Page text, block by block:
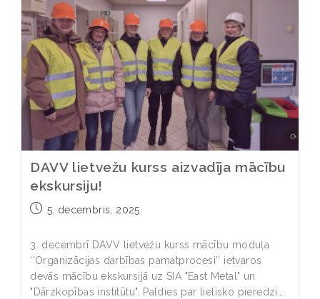
DAVV lietvežu kurss aizvadīja mācību
ekskursiju!
5. decembris, 2025
3. decembrī DAVV lietvežu kurss mācību moduļa
‘’Organizācijas darbības pamatprocesi’’ ietvaros
devās mācību ekskursijā uz SIA "East Metal" un
"Dārzkopības institūtu". Paldies par lielisko pieredzi…